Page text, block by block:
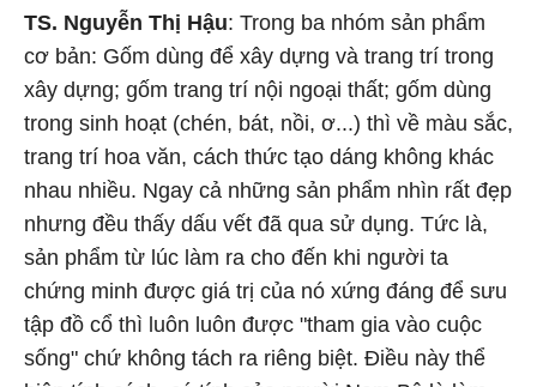
TS. Nguyễn Thị Hậu: Trong ba nhóm sản phẩm
cơ bản: Gốm dùng để xây dựng và trang trí trong
xây dựng; gốm trang trí nội ngoại thất; gốm dùng
trong sinh hoạt (chén, bát, nồi, ơ...) thì về màu sắc,
trang trí hoa văn, cách thức tạo dáng không khác
nhau nhiều. Ngay cả những sản phẩm nhìn rất đẹp
nhưng đều thấy dấu vết đã qua sử dụng. Tức là,
sản phẩm từ lúc làm ra cho đến khi người ta
chứng minh được giá trị của nó xứng đáng để sưu
tập đồ cổ thì luôn luôn được "tham gia vào cuộc
sống" chứ không tách ra riêng biệt. Điều này thể